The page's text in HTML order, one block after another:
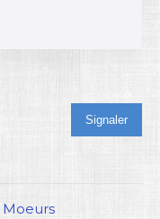
Signaler
Moeurs